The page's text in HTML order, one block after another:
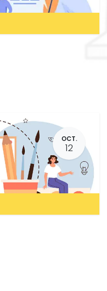
OCT.
12